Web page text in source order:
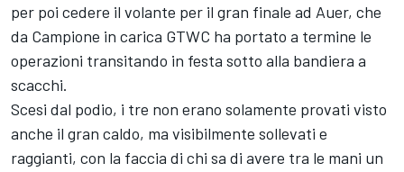
per poi cedere il volante per il gran finale ad Auer, che
da Campione in carica GTWC ha portato a termine le
operazioni transitando in festa sotto alla bandiera a
scacchi.
Scesi dal podio, i tre non erano solamente provati visto
anche il gran caldo, ma visibilmente sollevati e
raggianti, con la faccia di chi sa di avere tra le mani un